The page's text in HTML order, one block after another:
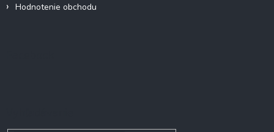
Hodnotenie obchodu